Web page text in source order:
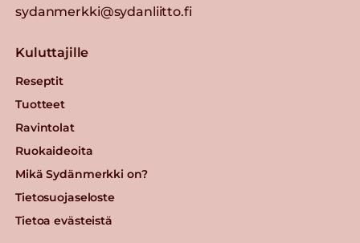
sydanmerkki@sydanliitto.fi
Kuluttajille
Reseptit
Tuotteet
Ravintolat
Ruokaideoita
Mikä Sydänmerkki on?
Tietosuojaseloste
Tietoa evästeistä